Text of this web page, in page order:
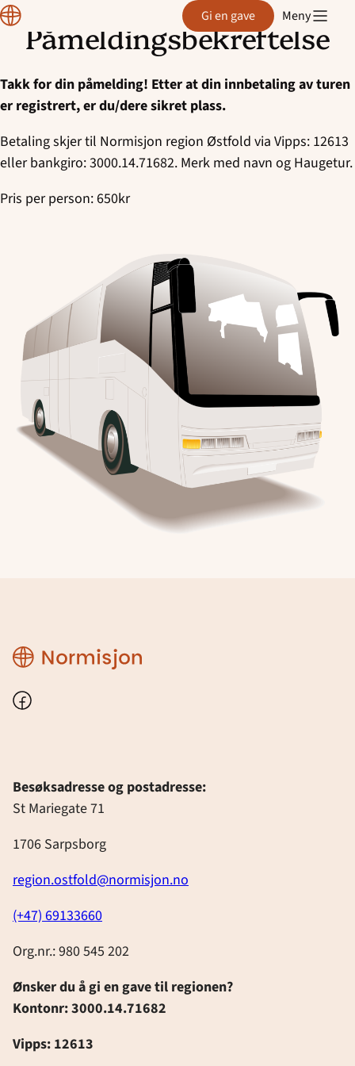
Hopp
innhold
Region
Østfold Gi en gave Meny
Påmeldingsbekreftelse
Takk for din påmelding! Etter at din innbetaling av turen
er registrert, er du/dere sikret plass.
Betaling skjer til Normisjon region Østfold via Vipps: 12613
eller bankgiro: 3000.14.71682. Merk med navn og Haugetur.
Pris per person: 650kr
Region
Østfold
Facebook
Besøksadresse og postadresse:
St Mariegate 71
1706 Sarpsborg
region.ostfold@normisjon.no
(+47) 69133660
Org.nr.: 980 545 202
Ønsker du å gi en gave til regionen?
Kontonr: 3000.14.71682
Vipps: 12613